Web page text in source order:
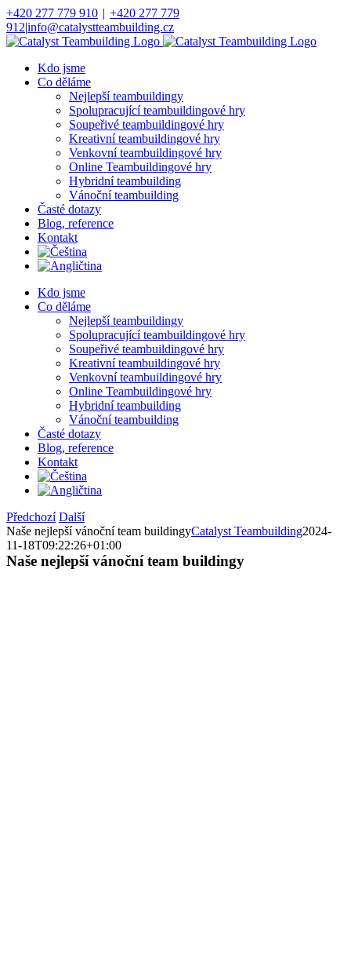
Přeskočit
na
obsah
+420 277 779 910 | +420 277 779
912|info@catalystteambuilding.cz
Facebook
Instagram
Kdo jsme
Co děláme
Nejlepší teambuildingy
Spolupracující teambuildingové hry
Soupeřivé teambuildingové hry
Kreativní teambuildingové hry
Venkovní teambuildingové hry
Online Teambuildingové hry
Hybridní teambuilding
Vánoční teambuilding
Časté dotazy
Blog, reference
Kontakt
Kdo jsme
Co děláme
Nejlepší teambuildingy
Spolupracující teambuildingové hry
Soupeřivé teambuildingové hry
Kreativní teambuildingové hry
Venkovní teambuildingové hry
Online Teambuildingové hry
Hybridní teambuilding
Vánoční teambuilding
Časté dotazy
Blog, reference
Kontakt
Předchozí Další
Naše nejlepší vánoční team buildingyCatalyst Teambuilding2024-
11-18T09:22:26+01:00
Naše nejlepší vánoční team buildingy